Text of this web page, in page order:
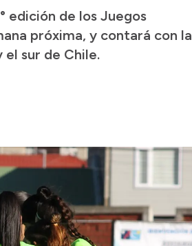
edición de los Juegos
próxima, y contará con la
sur de Chile.